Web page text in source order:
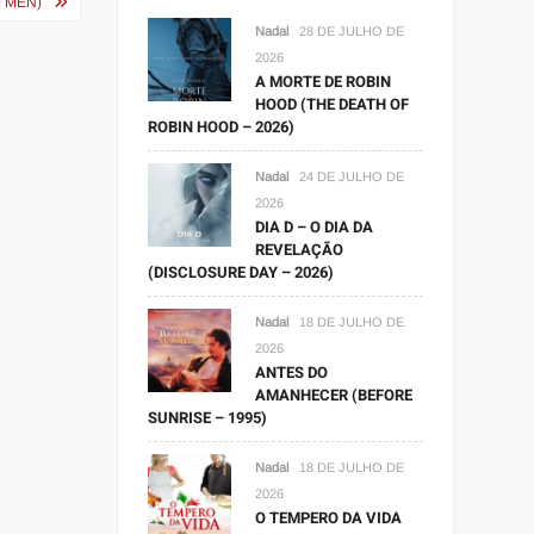
Nadal
28 DE JULHO DE
2026
A MORTE DE ROBIN
HOOD (THE DEATH OF
ROBIN HOOD – 2026)
Nadal
24 DE JULHO DE
2026
DIA D – O DIA DA
REVELAÇÃO
(DISCLOSURE DAY – 2026)
Nadal
18 DE JULHO DE
2026
ANTES DO
AMANHECER (BEFORE
SUNRISE – 1995)
Nadal
18 DE JULHO DE
2026
O TEMPERO DA VIDA